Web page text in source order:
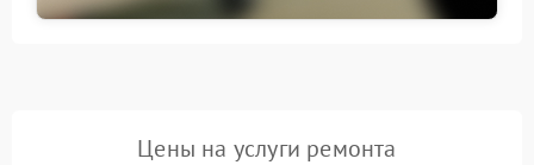
Цены на услуги ремонта